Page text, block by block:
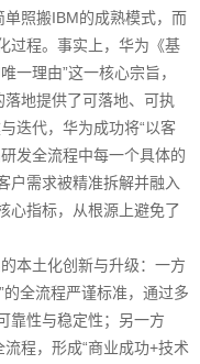
照搬IBM的成熟模式，而
过程。事实上，华为《基
一理由”这一核心宗旨，
地提供了可落地、可执
迭代，华为成功将“以客
发全流程中每一个具体的
需求被精准拆解并融入
心指标，从根源上避免了
本土化创新与升级：一方
全流程严谨标准，通过多
靠性与稳定性；另一方
程，形成“商业成功+技术